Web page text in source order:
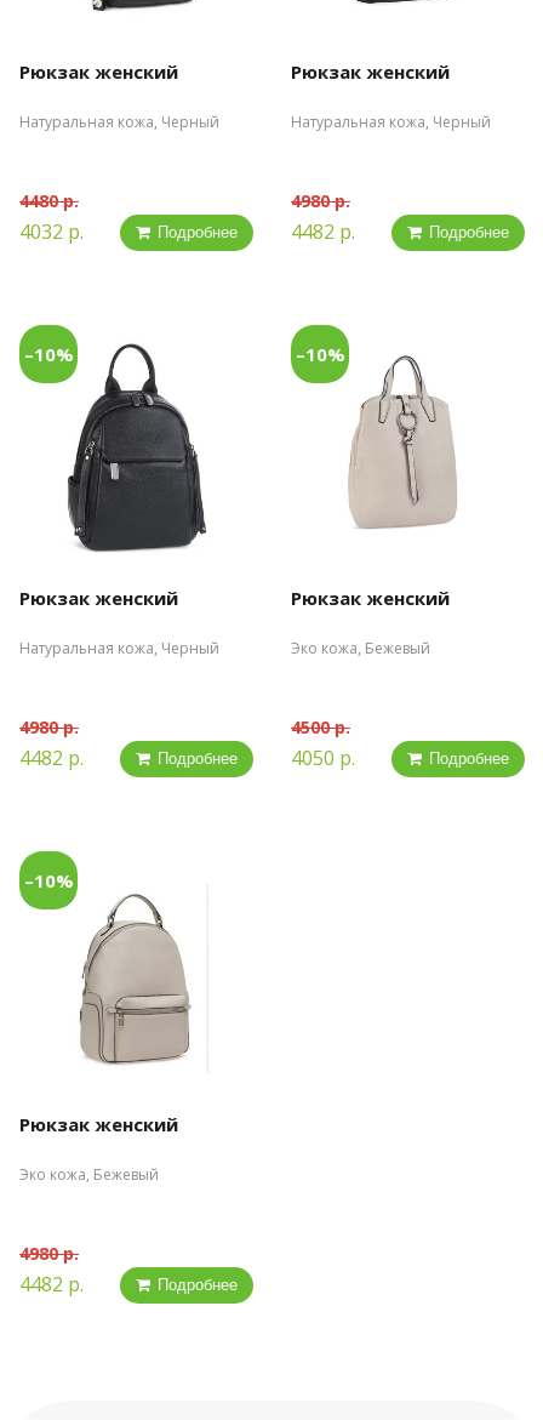
Рюкзак женский
Натуральная кожа, Черный
4480 р.
4032 р. Подробнее
Рюкзак женский
Натуральная кожа, Черный
4980 р.
4482 р. Подробнее
–10%
Рюкзак женский
Натуральная кожа, Черный
4980 р.
4482 р. Подробнее
–10%
Рюкзак женский
Эко кожа, Бежевый
4500 р.
4050 р. Подробнее
–10%
Рюкзак женский
Эко кожа, Бежевый
4980 р.
4482 р. Подробнее